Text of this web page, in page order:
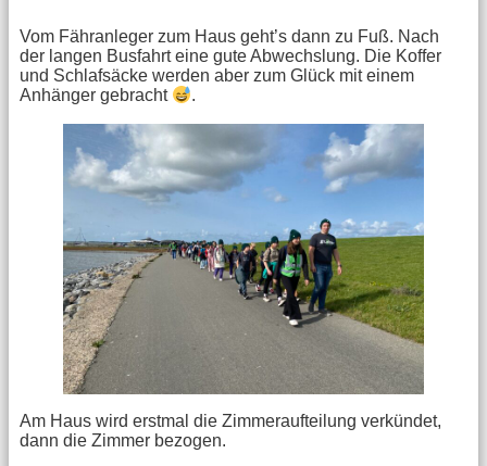
Vom Fähranleger zum Haus geht’s dann zu Fuß. Nach
der langen Busfahrt eine gute Abwechslung. Die Koffer
und Schlafsäcke werden aber zum Glück mit einem
Anhänger gebracht
.
Am Haus wird erstmal die Zimmeraufteilung verkündet,
dann die Zimmer bezogen.